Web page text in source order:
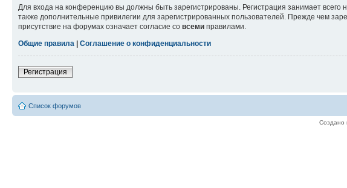
Для входа на конференцию вы должны быть зарегистрированы. Регистрация занимает
также дополнительные привилегии для зарегистрированных пользователей. Прежде чем
присутствие на форумах означает согласие со всеми правилами.
Общие правила
Соглашение о конфиденциальности
Регистрация
Список форумов
Создано